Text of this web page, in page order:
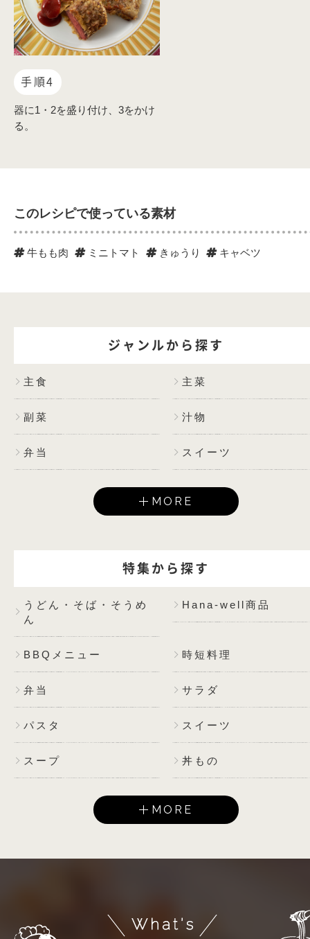
手順4
器に1・2を盛り付け、3をかけ
る。
このレシピで使っている素材
牛もも肉 ミニトマト きゅうり キャベツ
ジャンルから探す
主食 主菜
副菜 汁物
弁当 スイーツ
MORE
特集から探す
うどん・そば・そうめ
ん
Hana-well商品
BBQメニュー 時短料理
弁当 サラダ
パスタ スイーツ
スープ 丼もの
MORE